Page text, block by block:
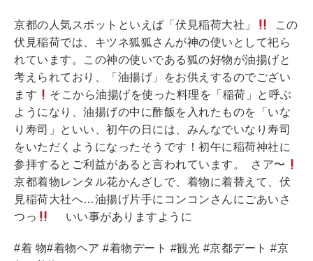
京都の人気スポットといえば「伏見稲荷大社」
この
伏見稲荷では、キツネ狐狐さんが神の使いとして祀ら
れています。この神の使いである狐の好物が油揚げと
考えられており、「油揚げ」をお供えするのでござい
ます
そこから油揚げを使った料理を「稲荷」と呼ぶ
ようになり、油揚げの中に酢飯を入れたものを「いな
り寿司」といい、初午の日には、みんなでいなり寿司
をいただくようになったそうです！初午に稲荷神社に
参拝するとご利益があると言われています。 さア〜
京都着物レンタル花かんざしで、着物に着替えて、伏
見稲荷大社へ…油揚げ片手にコンコンさんにごあいさ
つっ
いい事がありますように
#着 物#着物ヘア #着物デート #観光 #京都デート #京